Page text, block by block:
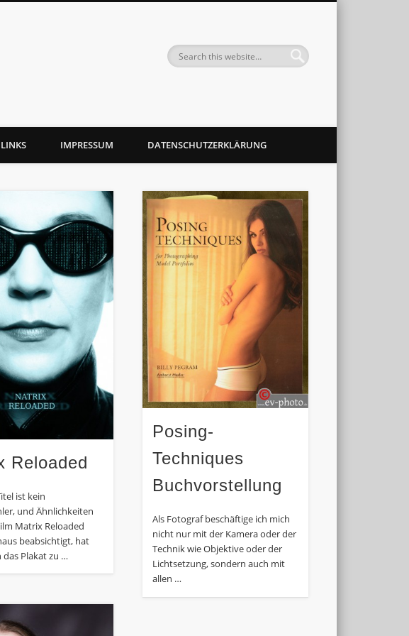
LINKS IMPRESSUM DATENSCHUTZERKLÄRUNG
Reloaded
ist kein
und Ähnlichkeiten
Matrix Reloaded
beabsichtigt, hat
das Plakat zu …
Posing-
Techniques
Buchvorstellung
Als Fotograf beschäftige ich mich
nicht nur mit der Kamera oder der
Technik wie Objektive oder der
Lichtsetzung, sondern auch mit
allen …